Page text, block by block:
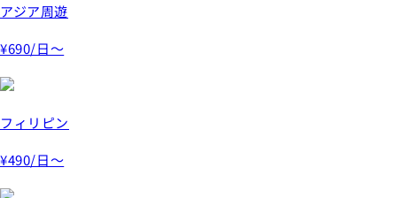
アジア周遊
¥690/日～
フィリピン
¥490/日～